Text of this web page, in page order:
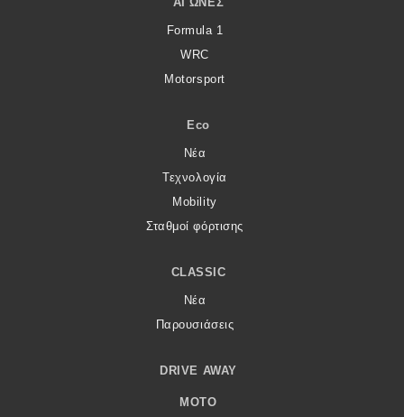
Formula 1
WRC
Motorsport
Eco
Νέα
Τεχνολογία
Mobility
Σταθμοί φόρτισης
CLASSIC
Νέα
Παρουσιάσεις
DRIVE AWAY
MOTO